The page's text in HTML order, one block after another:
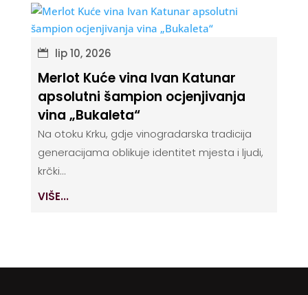
lip 10, 2026
Merlot Kuće vina Ivan Katunar
apsolutni šampion ocjenjivanja
vina „Bukaleta“
Na otoku Krku, gdje vinogradarska tradicija
generacijama oblikuje identitet mjesta i ljudi,
krčki...
VIŠE...